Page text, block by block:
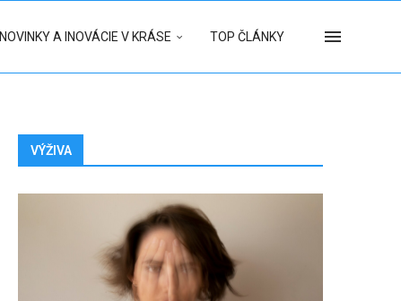
NOVINKY A INOVÁCIE V KRÁSE TOP ČLÁNKY
VÝŽIVA